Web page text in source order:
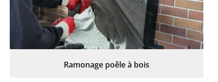
Ramonage poêle à bois